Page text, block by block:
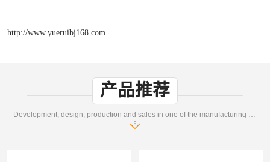
http://www.yueruibj168.com
产品推荐
Development, design, production and sales in one of the manufacturing enterprises